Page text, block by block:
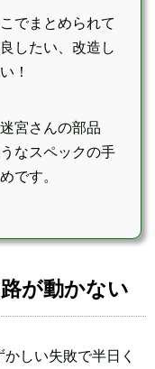
でまとめられて
したい、改造し
！
宮さんの部品
なスペックの手
です。
路が動かない
しい失敗で半日く